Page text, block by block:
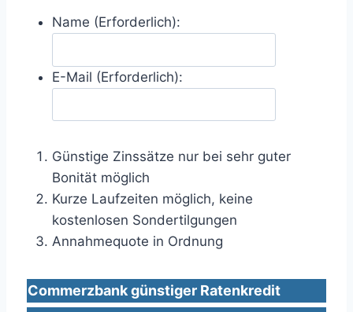
Name (Erforderlich):
E-Mail (Erforderlich):
Günstige Zinssätze nur bei sehr guter
Bonität möglich
Kurze Laufzeiten möglich, keine
kostenlosen Sondertilgungen
Annahmequote in Ordnung
Commerzbank günstiger Ratenkredit